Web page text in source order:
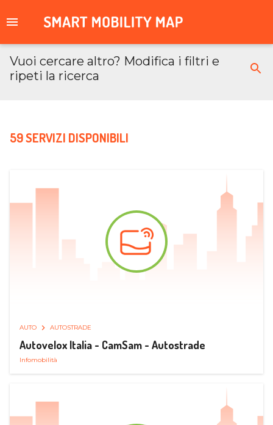
Vuoi cercare altro? Modifica i filtri e
ripeti la ricerca
59 SERVIZI DISPONIBILI
AUTO AUTOSTRADE
Autovelox Italia - CamSam - Autostrade
Infomobilità